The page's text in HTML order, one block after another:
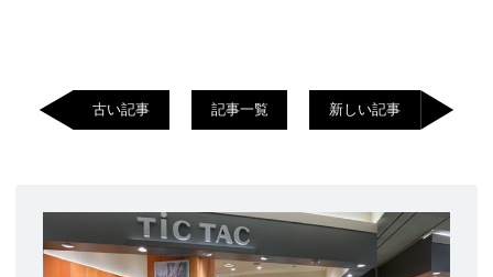
古い記事 記事一覧 新しい記事